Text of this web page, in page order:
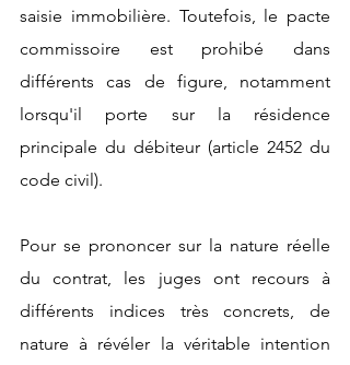
saisie immobilière. Toutefois, le pacte
commissoire est prohibé dans
différents cas de figure, notamment
lorsqu'il porte sur la résidence
principale du débiteur (article 2452 du
code civil).
Pour se prononcer sur la nature réelle
du contrat, les juges ont recours à
différents indices très concrets, de
nature à révéler la véritable intention